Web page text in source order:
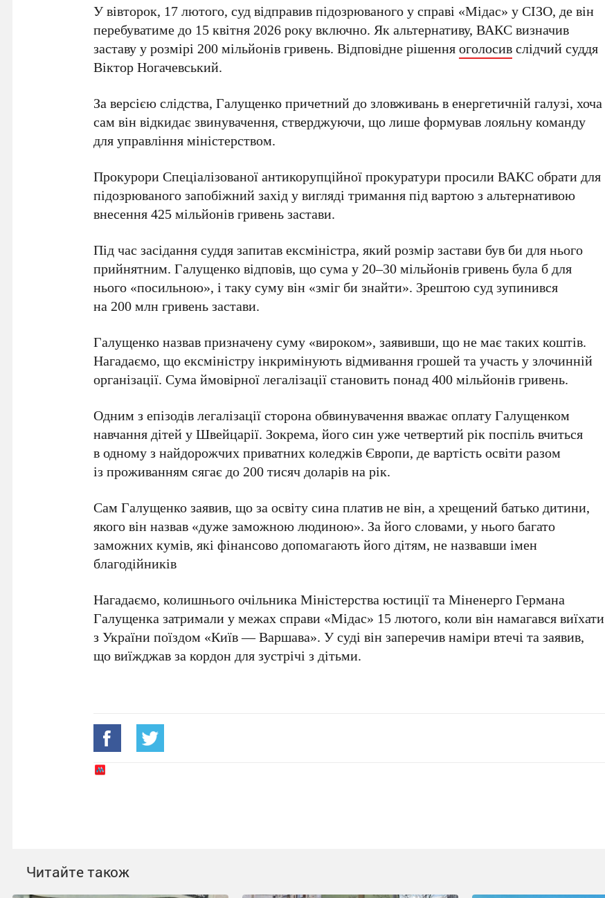
У вівторок, 17 лютого, суд відправив підозрюваного у справі «Мідас» у СІЗО, де він
перебуватиме до 15 квітня 2026 року включно. Як альтернативу, ВАКС визначив
заставу у розмірі 200 мільйонів гривень. Відповідне рішенняоголосивслідчий суддя
Віктор Ногачевський.
За версією слідства, Галущенко причетний до зловживань в енергетичній галузі, хоча
сам він відкидає звинувачення, стверджуючи, що лише формував лояльну команду
для управління міністерством.
Прокурори Спеціалізованої антикорупційної прокуратури просили ВАКС обрати для
підозрюваного запобіжний захід у вигляді тримання під вартою з альтернативою
внесення 425 мільйонів гривень застави.
Під час засідання суддя запитав ексміністра, який розмір застави був би для нього
прийнятним. Галущенко відповів, що сума у 20–30 мільйонів гривень була б для
нього «посильною», і таку суму він «зміг би знайти». Зрештою суд зупинився
на 200 млн гривень застави.
Галущенко назвав призначену суму «вироком», заявивши, що не має таких коштів.
Нагадаємо, що ексміністру інкримінують відмивання грошей та участь у злочинній
організації. Сума ймовірної легалізації становить понад 400 мільйонів гривень.
Одним з епізодів легалізації сторона обвинувачення вважає оплату Галущенком
навчання дітей у Швейцарії. Зокрема, його син уже четвертий рік поспіль вчиться
в одному з найдорожчих приватних коледжів Європи, де вартість освіти разом
із проживанням сягає до 200 тисяч доларів на рік.
Сам Галущенко заявив, що за освіту сина платив не він, а хрещений батько дитини,
якого він назвав «дуже заможною людиною». За його словами, у нього багато
заможних кумів, які фінансово допомагають його дітям, не назвавши імен
благодійників
Нагадаємо, колишнього очільника Міністерства юстиції та Міненерго Германа
Галущенка затримали у межах справи «Мідас» 15 лютого, коли він намагався виїхати
з України поїздом «Київ — Варшава». У суді він заперечив наміри втечі та заявив,
що виїжджав за кордон для зустрічі з дітьми.
Читайте також